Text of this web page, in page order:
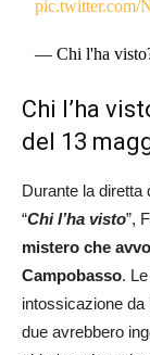
pic.twitter.com/
— Chi l'ha
Chi l’ha
del 13
Durante la diretta
“Chi l’ha visto”,
mistero che
Campobasso.
intossicazione da
due avrebbero